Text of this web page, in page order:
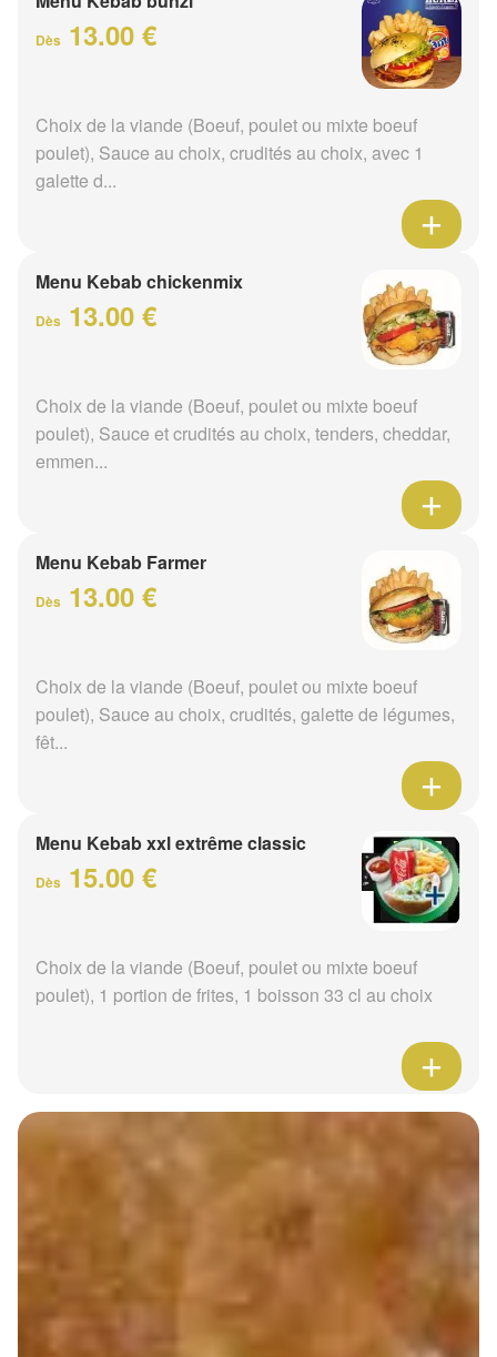
Dès 13.00 €
Choix de la viande (Boeuf, poulet ou mixte boeuf
poulet), Sauce au choix, crudités au choix, avec 1
galette d...
Menu Kebab chickenmix
Dès 13.00 €
Choix de la viande (Boeuf, poulet ou mixte boeuf
poulet), Sauce et crudités au choix, tenders, cheddar,
emmen...
Menu Kebab Farmer
Dès 13.00 €
Choix de la viande (Boeuf, poulet ou mixte boeuf
poulet), Sauce au choix, crudités, galette de légumes,
fêt...
Menu Kebab xxl extrême classic
Dès 15.00 €
Choix de la viande (Boeuf, poulet ou mixte boeuf
poulet), 1 portion de frites, 1 boisson 33 cl au choix